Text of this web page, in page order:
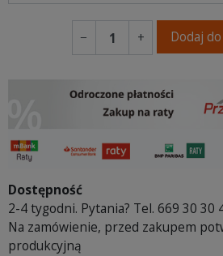
− + Dodaj
Dostępność
2-4 tygodni. Pytania? Tel. 669 30 30
Na zamówienie, przed zakupem
produkcyjną